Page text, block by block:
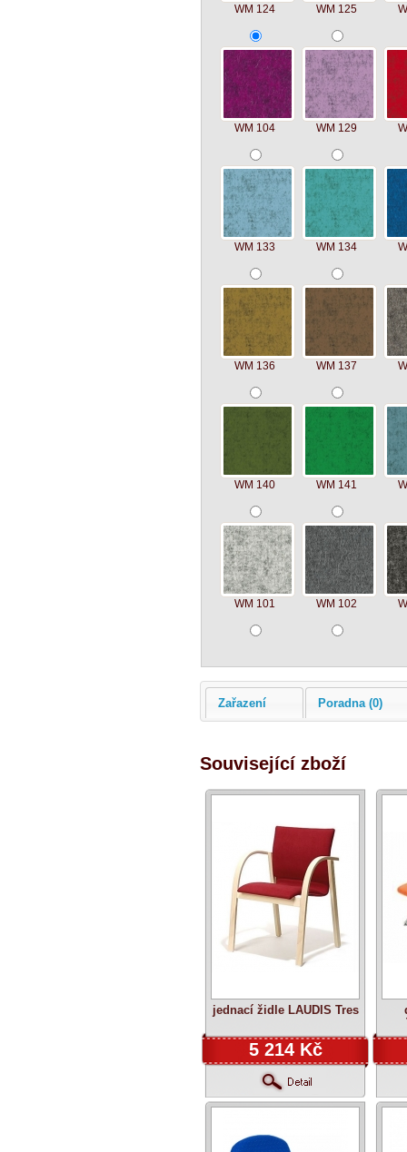
WM 124 WM 125
WM 104 WM 129
WM 133 WM 134
WM 136 WM 137
WM 140 WM 141
WM 101 WM 102
Zařazení Poradna (0)
Související zboží
jednací židle LAUDIS Tres
5 214 Kč